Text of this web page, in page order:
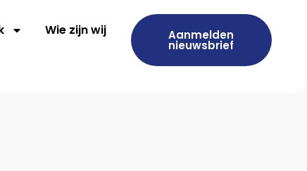
Wie zijn wij
Aanmelden
nieuwsbrief